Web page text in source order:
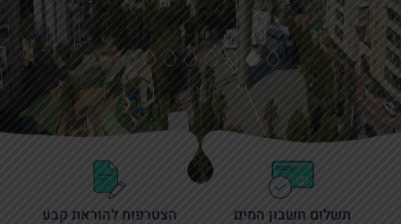
תשלום חשבון המים הצטרפות להוראת קבע